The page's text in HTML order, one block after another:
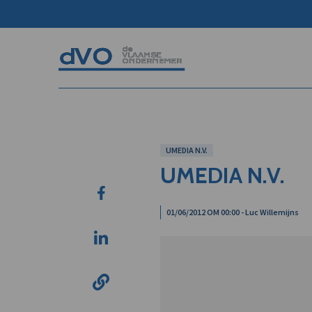
UMEDIA N.V.
UMEDIA N.V.
01/06/2012 OM 00:00 - Luc Willemijns